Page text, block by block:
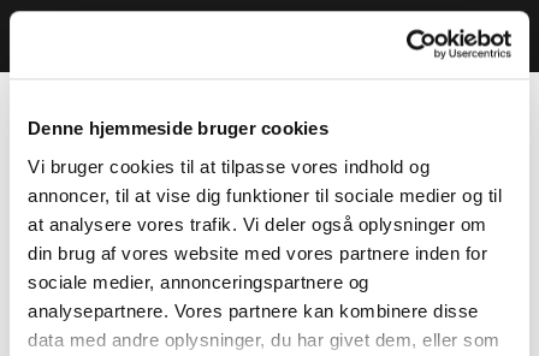
Denne hjemmeside bruger cookies
Vi bruger cookies til at tilpasse vores indhold og
annoncer, til at vise dig funktioner til sociale medier og til
at analysere vores trafik. Vi deler også oplysninger om
din brug af vores website med vores partnere inden for
sociale medier, annonceringspartnere og
analysepartnere. Vores partnere kan kombinere disse
data med andre oplysninger, du har givet dem, eller som